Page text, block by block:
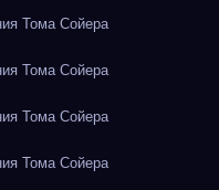
Тома Сойера
Тома Сойера
Тома Сойера
Тома Сойера